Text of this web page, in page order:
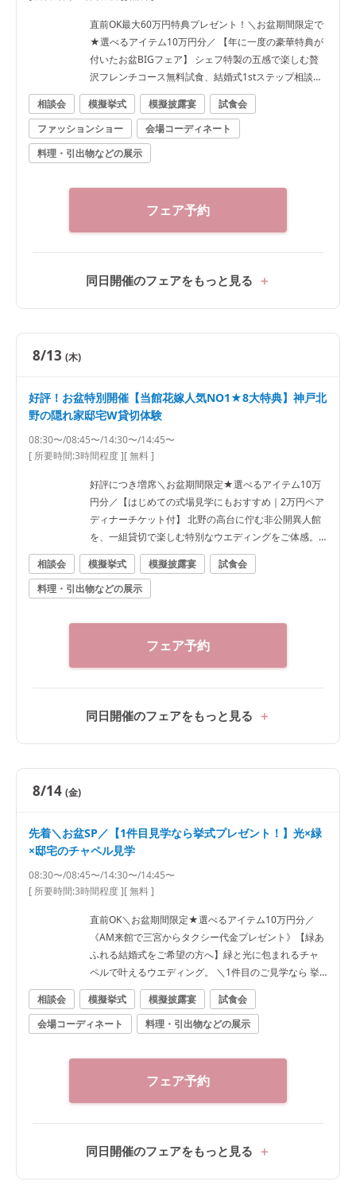
直前OK最大60万円特典プレゼント！＼お盆期間限定で
★選べるアイテム10万円分／ 【年に一度の豪華特典が
付いたお盆BIGフェア】 シェフ特製の五感で楽しむ贅
沢フレンチコース無料試食、結婚式1stステップ相談
会、結婚式直前のコーディネートが付いたトータルフ
ェア♪ ■料理口コミ高評価！贅沢2万円相当のフレンチ
を無料試食 「パリ金賞スペシャリテ」「甘鯛の鱗焼
き」「とろける黒毛和牛フィレ肉のポワレ」「パティ
シエ特製スイーツ」など豪華メニューでおもてなしの
希望の方にはグループ会場「北野異人館 旧ハンター
邸」のご紹介も同時でさせて頂きます。事前にお伝え
ください。
相談会 模擬挙式 模擬披露宴
試食会
ファッションショー
会場コーディネート
料理・引出物などの展示
フェア予約
同日開催のフェアをもっと見る
8/13 (木)
好評！お盆特別開催【当館花嫁人気NO1★8大特典】神戸北
野の隠れ家邸宅W貸切体験
08:30〜/08:45〜/14:30〜/14:45〜
[ 所要時間:3時間程度][ 無料 ]
好評につき増席＼お盆期間限定★選べるアイテム10万
円分／【はじめての式場見学にもおすすめ｜2万円ペア
ディナーチケット付】 北野の高台に佇む非公開異人館
を、一組貸切で楽しむ特別なウエディングをご体感。
まるで大切なゲストを私邸に招くような、一軒家邸宅
ならではの温かな時間をご提案します。 新神戸駅徒歩5
分の好立地にありながら、街の喧騒を忘れられる北野
ムな結婚式が叶います。 初めての式場見学でも安心。
相談会や試食会では、結婚式の進め方からご予算まで
人館の特別な空間を、この機会にぜひご体感くださ
望を伺いながら、結婚式のイメージづくりからご予算
理を中心としたおもてなしウエディングの魅力をご紹
介します。 ◆初見学でお得に 1件目見学の方限定で、
嬉しい特典をご用意。 〈来館特典〉 ・提携ホテルレス
トランで使える2万円分ペアディナーチケット 〈ご成約
・ドレス・アイテム特典など
相談会 模擬挙式 模擬披露宴
試食会
料理・引出物などの展示
フェア予約
同日開催のフェアをもっと見る
8/14 (金)
先着＼お盆SP／【1件目見学なら挙式プレゼント！】光×緑
×邸宅のチャペル見学
08:30〜/08:45〜/14:30〜/14:45〜
[ 所要時間:3時間程度][ 無料 ]
直前OK＼お盆期間限定★選べるアイテム10万円分／
《AM来館で三宮からタクシー代金プレゼント》【緑あ
ふれる結婚式をご希望の方へ】緑と光に包まれるチャ
ペルで叶えるウエディング。 ＼1件目のご見学なら 挙
式料20万円分プレゼント★／ 経験豊富なプランナー
が、おふたりならではのご結婚式をご提案します。 ■
来館特典 ・ご来館時タクシー料金（※AM限定） ・2万
万円分ご優待（※1件目見学限定） ■成約特典 ・ドレス
最大30％OFF ・アイテム特典（※時期・人数により異
相談会 模擬挙式 模擬披露宴
試食会
会場コーディネート
料理・引出物などの展示
フェア予約
同日開催のフェアをもっと見る